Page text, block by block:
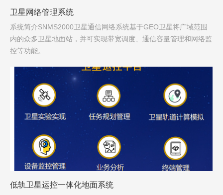
卫星网络管理系统
系统简介SNMS2000卫星通信网络系统基于GEO卫星将广域范围
内的众多卫星地面站，并可实现带宽调度、通信容量管理和网络监
控等功能。
低轨卫星运控一体化地面系统